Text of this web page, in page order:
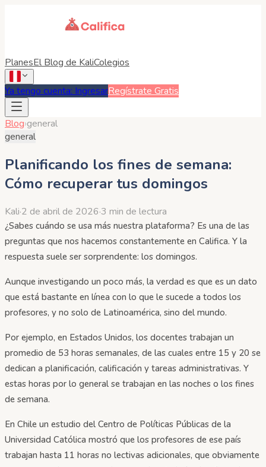
PlanesEl Blog de KaliColegios
Ya tengo cuenta: IngresarRegístrate Gratis
Blog›general
general
Planificando los fines de semana:
Cómo recuperar tus domingos
Kali·2 de abril de 2026·3 min de lectura
¿Sabes cuándo se usa más nuestra plataforma? Es una de las
preguntas que nos hacemos constantemente en Califica. Y la
respuesta suele ser sorprendente: los domingos.
Aunque investigando un poco más, la verdad es que es un dato
que está bastante en línea con lo que le sucede a todos los
profesores, y no solo de Latinoamérica, sino del mundo.
Por ejemplo, en Estados Unidos, los docentes trabajan un
promedio de 53 horas semanales, de las cuales entre 15 y 20 se
dedican a planificación, calificación y tareas administrativas. Y
estas horas por lo general se trabajan en las noches o los fines
de semana.
En Chile un estudio del Centro de Políticas Públicas de la
Universidad Católica mostró que los profesores de ese país
trabajan hasta 11 horas no lectivas adicionales, que obviamente